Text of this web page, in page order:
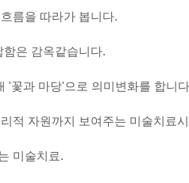
름을 따라가 봅니다.
은 감옥같습니다.
'꽃과 마당'으로 의미변화를 합니
적 자원까지 보여주는 미술치료
미술치료.